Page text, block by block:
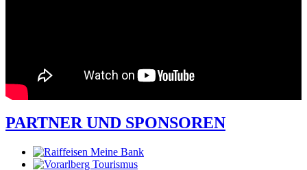
PARTNER UND SPONSOREN